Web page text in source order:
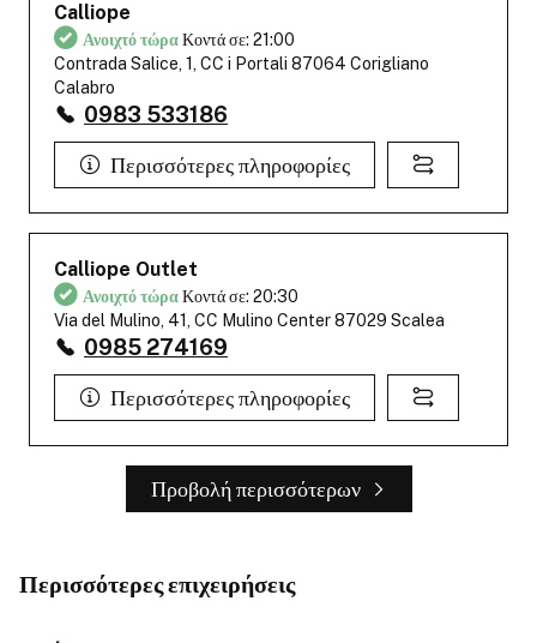
Calliope
Ανοιχτό τώραΚοντά σε: 21:00
Contrada Salice, 1, CC i Portali 87064 Corigliano
Calabro
0983 533186
Περισσότερες πληροφορίες
Calliope Outlet
Ανοιχτό τώραΚοντά σε: 20:30
Via del Mulino, 41, CC Mulino Center 87029 Scalea
0985 274169
Περισσότερες πληροφορίες
Προβολή περισσότερων
Περισσότερες επιχειρήσεις